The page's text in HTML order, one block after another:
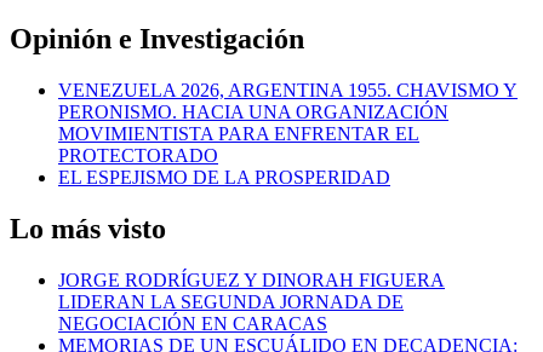
Opinión e Investigación
VENEZUELA 2026, ARGENTINA 1955. CHAVISMO Y
PERONISMO. HACIA UNA ORGANIZACIÓN
MOVIMIENTISTA PARA ENFRENTAR EL
PROTECTORADO
EL ESPEJISMO DE LA PROSPERIDAD
Lo más visto
JORGE RODRÍGUEZ Y DINORAH FIGUERA
LIDERAN LA SEGUNDA JORNADA DE
NEGOCIACIÓN EN CARACAS
MEMORIAS DE UN ESCUÁLIDO EN DECADENCIA: